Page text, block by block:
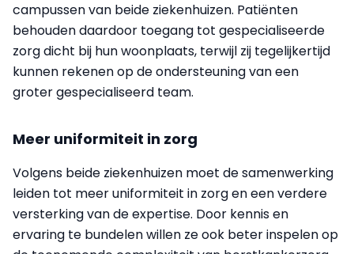
campussen van beide ziekenhuizen. Patiënten
behouden daardoor toegang tot gespecialiseerde
zorg dicht bij hun woonplaats, terwijl zij tegelijkertijd
kunnen rekenen op de ondersteuning van een
groter gespecialiseerd team.
Meer uniformiteit in zorg
Volgens beide ziekenhuizen moet de samenwerking
leiden tot meer uniformiteit in zorg en een verdere
versterking van de expertise. Door kennis en
ervaring te bundelen willen ze ook beter inspelen op